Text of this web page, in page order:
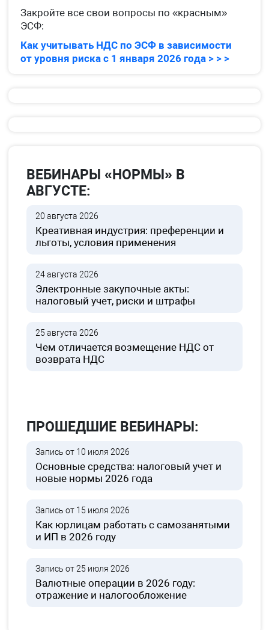
Закройте все свои вопросы по «красным»
ЭСФ:
Как учитывать НДС по ЭСФ в зависимости
от уровня риска с 1 января 2026 года > > >
ВЕБИНАРЫ «НОРМЫ» В
АВГУСТЕ:
20 августа 2026
Креативная индустрия: преференции и
льготы, условия применения
24 августа 2026
Электронные закупочные акты:
налоговый учет, риски и штрафы
25 августа 2026
Чем отличается возмещение НДС от
возврата НДС
ПРОШЕДШИЕ ВЕБИНАРЫ:
Запись от 10 июля 2026
Основные средства: налоговый учет и
новые нормы 2026 года
Запись от 15 июля 2026
Как юрлицам работать с самозанятыми
и ИП в 2026 году
Запись от 25 июля 2026
Валютные операции в 2026 году:
отражение и налогообложение